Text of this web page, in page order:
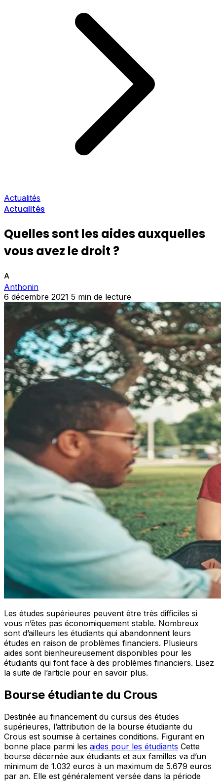
Actualités
Actualités
Quelles sont les aides auxquelles
vous avez le droit ?
A
Anthonin
6 décembre 2021 5 min de lecture
Les études supérieures peuvent être très difficiles si
vous n’êtes pas économiquement stable. Nombreux
sont d’ailleurs les étudiants qui abandonnent leurs
études en raison de problèmes financiers. Plusieurs
aides sont bienheureusement disponibles pour les
étudiants qui font face à des problèmes financiers. Lisez
la suite de l’article pour en savoir plus.
Bourse étudiante du Crous
Destinée au financement du cursus des études
supérieures, l’attribution de la bourse étudiante du
Crous est soumise à certaines conditions. Figurant en
bonne place parmi les aides pour les étudiants Cette
bourse décernée aux étudiants et aux familles va d’un
minimum de 1.032 euros à un maximum de 5.679 euros
par an. Elle est généralement versée dans la période